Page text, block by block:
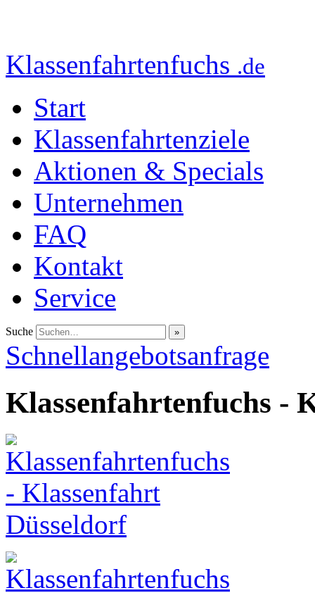
Klassenfahrtenfuchs .de
Start
Klassenfahrtenziele
Aktionen & Specials
Unternehmen
FAQ
Kontakt
Service
Suche
Schnellangebotsanfrage
Klassenfahrtenfuchs -